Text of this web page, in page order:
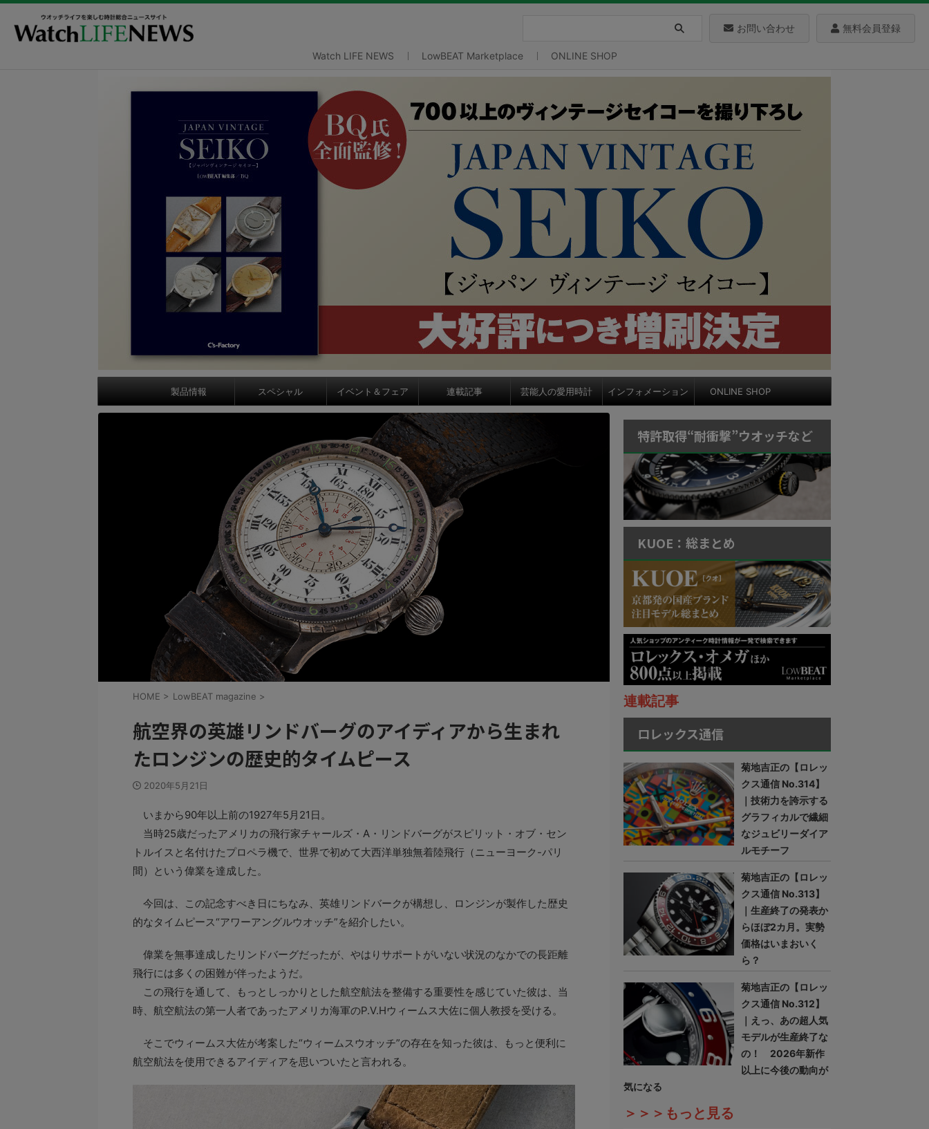
お問い合わせ 無料会員登録
Watch LIFE NEWS LowBEAT Marketplace ONLINE SHOP
製品情報 スペシャル イベント＆フェア 連載記事 芸能人の愛用時計 インフォメーション ONLINE SHOP
HOME > LowBEAT magazine >
航空界の英雄リンドバーグのアイディアから生まれ
たロンジンの歴史的タイムピース
2020年5月21日
いまから90年以上前の1927年5月21日。
当時25歳だったアメリカの飛行家チャールズ・A・リンドバーグがスピリット・オブ・セン
トルイスと名付けたプロペラ機で、世界で初めて大西洋単独無着陸飛行（ニューヨーク-パリ
間）という偉業を達成した。
今回は、この記念すべき日にちなみ、英雄リンドバークが構想し、ロンジンが製作した歴史
的なタイムピース“アワーアングルウオッチ”を紹介したい。
偉業を無事達成したリンドバーグだったが、やはりサポートがいない状況のなかでの長距離
飛行には多くの困難が伴ったようだ。
この飛行を通して、もっとしっかりとした航空航法を整備する重要性を感じていた彼は、当
時、航空航法の第一人者であったアメリカ海軍のP.V.Hウィームス大佐に個人教授を受ける。
そこでウィームス大佐が考案した“ウィームスウオッチ”の存在を知った彼は、もっと便利に
航空航法を使用できるアイディアを思いついたと言われる。
特許取得“耐衝撃”ウオッチなど
KUOE：総まとめ
連載記事
ロレックス通信
菊地吉正の【ロレッ
クス通信 No.314】
｜技術力を誇示する
グラフィカルで繊細
なジュビリーダイア
ルモチーフ
菊地吉正の【ロレッ
クス通信 No.313】
｜生産終了の発表か
らほぼ2カ月。実勢
価格はいまおいく
ら？
菊地吉正の【ロレッ
クス通信 No.312】
｜えっ、あの超人気
モデルが生産終了な
の！ 2026年新作
以上に今後の動向が
気になる
＞＞＞もっと見る